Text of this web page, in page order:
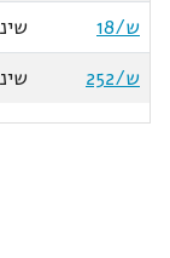
ש/18
ש/252